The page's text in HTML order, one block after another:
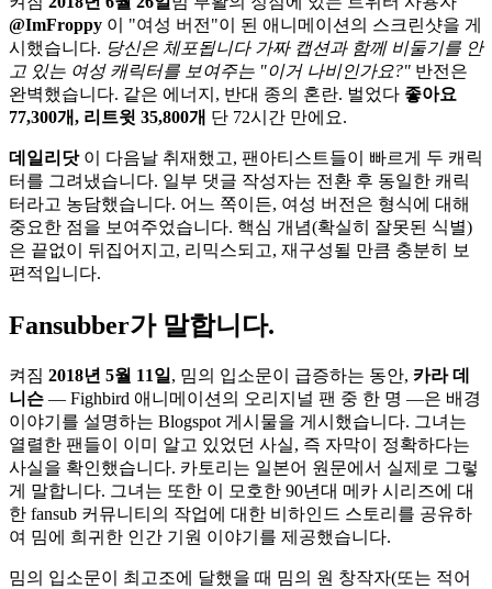
@ImFroppy 이 "여성 버전"이 된 애니메이션의 스크린샷을 게
시했습니다. 당신은 체포됩니다 가짜 캡션과 함께 비둘기를 안
고 있는 여성 캐릭터를 보여주는 "이거 나비인가요?" 반전은
완벽했습니다. 같은 에너지, 반대 종의 혼란. 벌었다 좋아요
77,300개, 리트윗 35,800개 단 72시간 만에요.
데일리닷이 다음날 취재했고, 팬아티스트들이 빠르게 두 캐릭
터를 그려냈습니다. 일부 댓글 작성자는 전환 후 동일한 캐릭
터라고 농담했습니다. 어느 쪽이든, 여성 버전은 형식에 대해
중요한 점을 보여주었습니다. 핵심 개념(확실히 잘못된 식별)
은 끝없이 뒤집어지고, 리믹스되고, 재구성될 만큼 충분히 보
편적입니다.
Fansubber가 말합니다.
켜짐 2018년 5월 11일 , 밈의 입소문이 급증하는 동안, 카라 데
니슨 — Fighbird 애니메이션의 오리지널 팬 중 한 명 —은 배경
이야기를 설명하는 Blogspot 게시물을 게시했습니다. 그녀는
열렬한 팬들이 이미 알고 있었던 사실, 즉 자막이 정확하다는
사실을 확인했습니다. 카토리는 일본어 원문에서 실제로 그렇
게 말합니다. 그녀는 또한 이 모호한 90년대 메카 시리즈에 대
한 fansub 커뮤니티의 작업에 대한 비하인드 스토리를 공유하
여 밈에 희귀한 인간 기원 이야기를 제공했습니다.
밈의 입소문이 최고조에 달했을 때 밈의 원 창작자(또는 적어